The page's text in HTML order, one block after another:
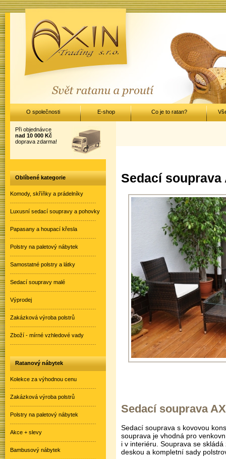
Sedací souprava
Sedací souprava
Sedací souprava s kovovou
souprava je vhodná pro
i v interiéru. Souprava se
deskou a kompletní sady
Při objednávce
nad 10 000 Kč
doprava zdarma!
Oblíbené kategorie
Komody, skříňky a prádelníky
Luxusní sedací soupravy a pohovky
Papasany a houpací křesla
Polstry na paletový nábytek
Samostatné polstry a látky
Sedací soupravy malé
Výprodej
Zakázková výroba polstrů
Zboží - mírné vzhledové vady
Ratanový nábytek
Kolekce za výhodnou cenu
Zakázková výroba polstrů
Polstry na paletový nábytek
Akce + slevy
Bambusový nábytek
O společnosti E-shop Co je to ratan?